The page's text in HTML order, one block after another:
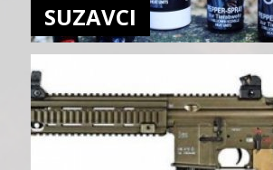
SUZAVCI